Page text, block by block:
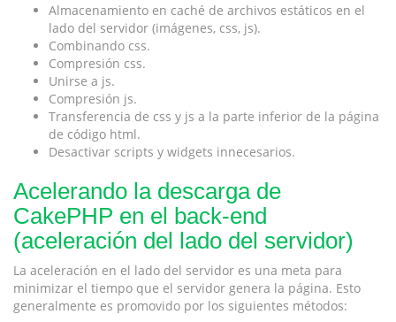
Almacenamiento en caché de archivos estáticos en el
lado del servidor (imágenes, css, js).
Combinando css.
Compresión css.
Unirse a js.
Compresión js.
Transferencia de css y js a la parte inferior de la página
de código html.
Desactivar scripts y widgets innecesarios.
Acelerando la descarga de
CakePHP en el back-end
(aceleración del lado del servidor)
La aceleración en el lado del servidor es una meta para
minimizar el tiempo que el servidor genera la página. Esto
generalmente es promovido por los siguientes métodos: